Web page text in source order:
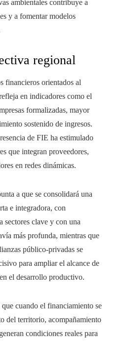
ambientales contribuye a
y a fomentar modelos
regional
financieros orientados al
en indicadores como el
formalizadas, mayor
sostenido de ingresos.
de FIE ha estimulado
que integran proveedores,
en redes dinámicas.
a que se consolidará una
e integradora, con
sectores clave y con una
más profunda, mientras que
público-privadas se
para ampliar el alcance de
el desarrollo productivo.
cuando el financiamiento se
del territorio, acompañamiento
condiciones reales para